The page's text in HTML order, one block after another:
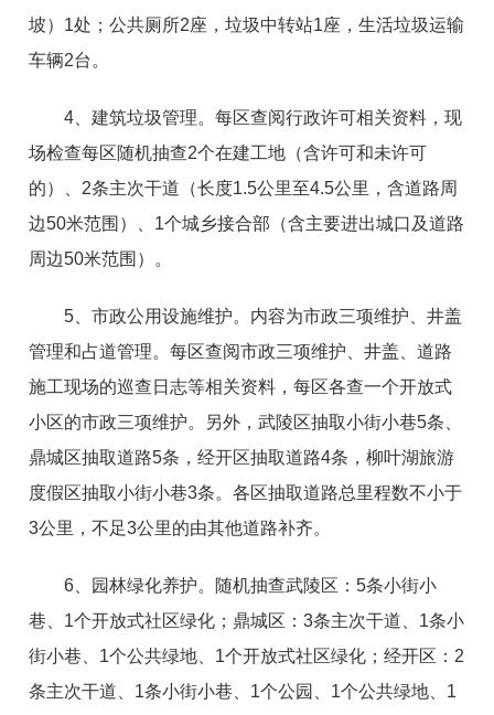
坡）1处；公共厕所2座，垃圾中转站1座，生活垃圾运输
车辆2台。
4、建筑垃圾管理。每区查阅行政许可相关资料，现
场检查每区随机抽查2个在建工地（含许可和未许可
的）、2条主次干道（长度1.5公里至4.5公里，含道路周
边50米范围）、1个城乡接合部（含主要进出城口及道路
周边50米范围）。
5、市政公用设施维护。内容为市政三项维护、井盖
管理和占道管理。每区查阅市政三项维护、井盖、道路
施工现场的巡查日志等相关资料，每区各查一个开放式
小区的市政三项维护。另外，武陵区抽取小街小巷5条、
鼎城区抽取道路5条，经开区抽取道路4条，柳叶湖旅游
度假区抽取小街小巷3条。各区抽取道路总里程数不小于
3公里，不足3公里的由其他道路补齐。
6、园林绿化养护。随机抽查武陵区：5条小街小
巷、1个开放式社区绿化；鼎城区：3条主次干道、1条小
街小巷、1个公共绿地、1个开放式社区绿化；经开区：2
条主次干道、1条小街小巷、1个公园、1个公共绿地、1